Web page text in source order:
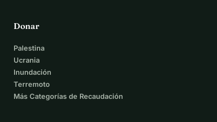
verdadera diferencia.
mensaje con alguien que también quiera ayudar.
Juntos, podemos alcanzar nuevas alturas por ellos.
Descargo de responsabilidad:
recaudados se destinarán a la ONG CCF y no se utilizarán
para financiar nuestro viaje de ninguna manera.
Donar
Palestina
Ucrania
Inundación
Terremoto
Más Categorías de Recaudación